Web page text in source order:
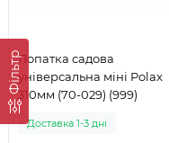
ФільтрЛопатка садова
універсальна міні Polax
310мм (70-029) (999)
Доставка 1-3 дні